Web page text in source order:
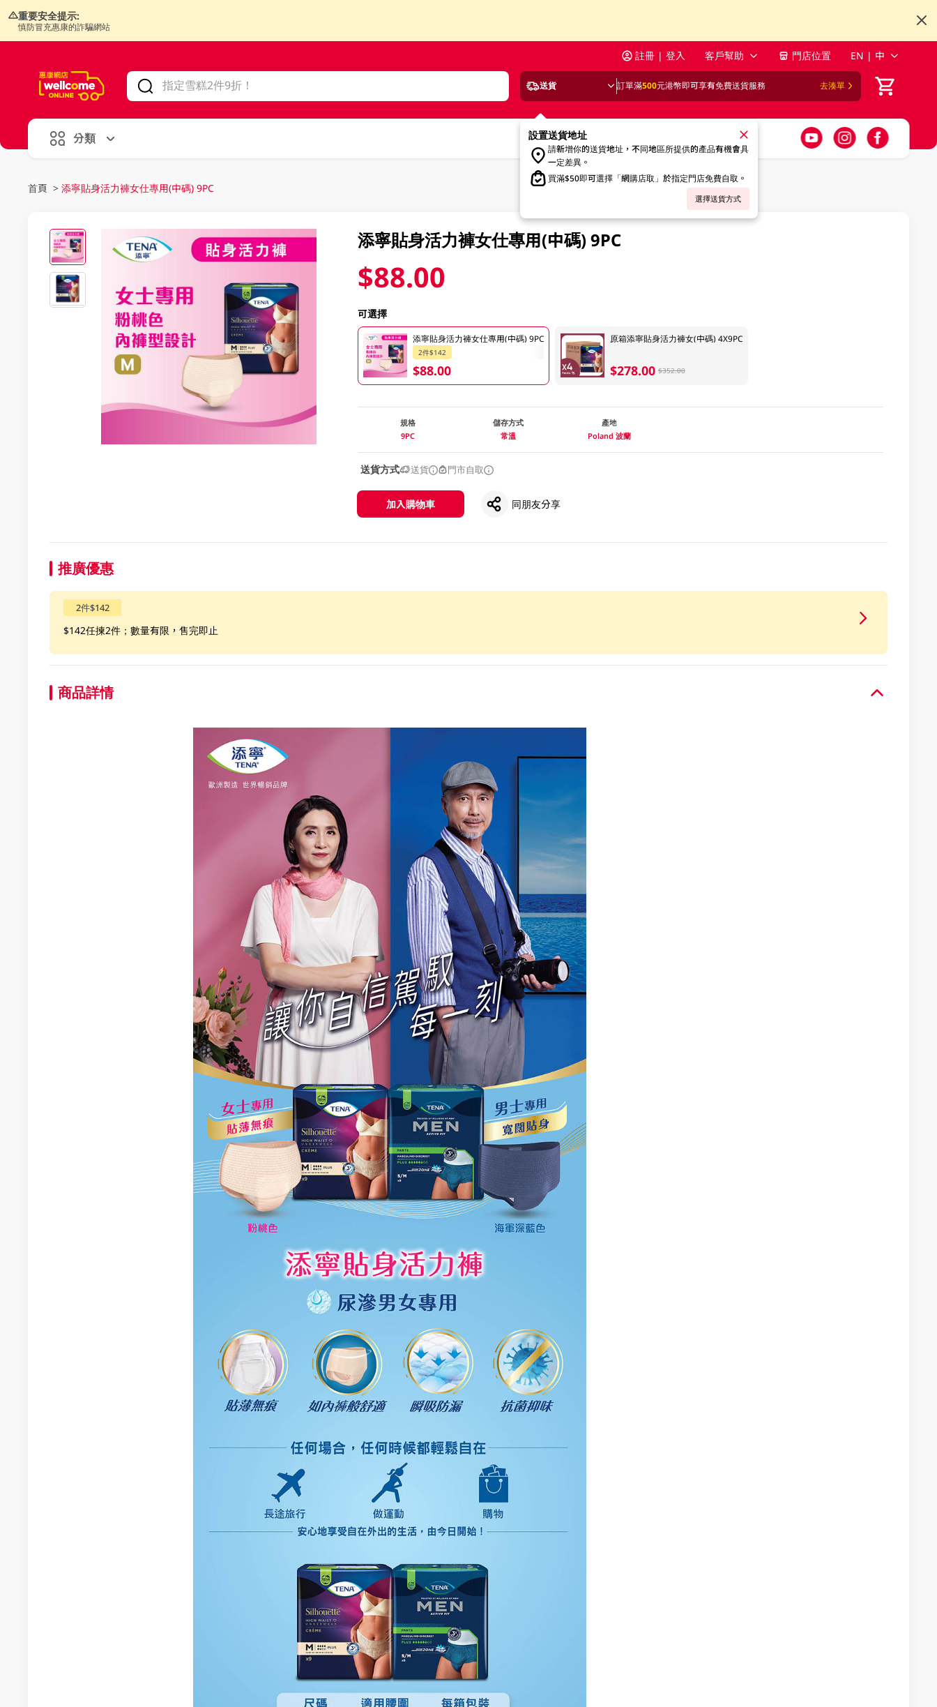
重要安全提示:
慎防冒充惠康的詐騙網站
註冊 | 登入 客戶幫助 門店位置 EN | 中
送貨 訂單滿500元港幣即可享有免費送貨服務 去湊單
設置送貨地址
請新增你的送貨地址，不同地區所提供的產品有機會具
一定差異。
買滿$50即可選擇「網購店取」於指定門店免費自取。
選擇送貨方式
分類
首頁 > 添寧貼身活力褲女仕專用(中碼) 9PC
添寧貼身活力褲女仕專用(中碼) 9PC
$88.00
可選擇
添寧貼身活力褲女仕專用(中碼) 9PC
2件$142
$88.00
原箱添寧貼身活力褲女(中碼) 4X9PC
$278.00 $352.00
規格
9PC
儲存方式
常溫
產地
Poland 波蘭
送貨方式 送貨 門市自取
加入購物車 同朋友分享
推廣優惠
2件$142
$142任揀2件；數量有限，售完即止
商品詳情